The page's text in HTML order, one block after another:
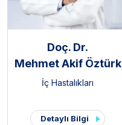
Doç. Dr.
Mehmet Akif Öztürk
İç Hastalıkları
Detaylı Bilgi